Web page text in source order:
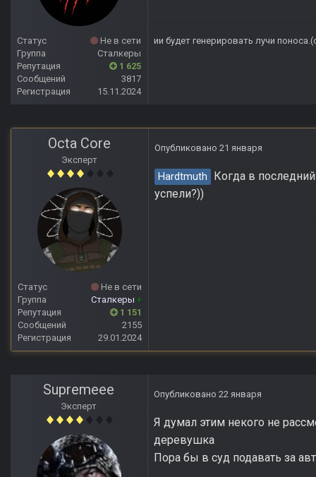
Статус
Не в сети
Группа
Сталкеры
Репутация
1 625
Сообщений
3817
Регистрация
15.11.2024
ии будет генерировать лучи
Octa Core
Эксперт
Статус
Не в сети
Группа
Сталкеры +
Репутация
1 151
Сообщений
2155
Регистрация
29.01.2024
Опубликовано 21 января
Hardtmuth
Когда в
успели?))
Supremeee
Эксперт
Опубликовано 22 января
Я думал этим некого не
деревушка
Пора бы в суд подавать за